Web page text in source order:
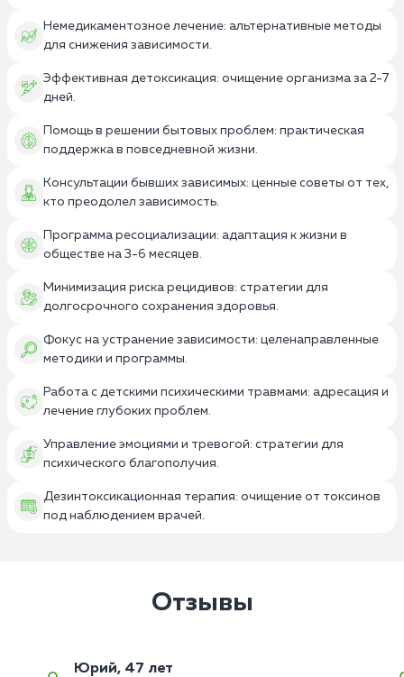
Немедикаментозное лечение: альтернативные методы
для снижения зависимости.
Эффективная детоксикация: очищение организма за 2-7
дней.
Помощь в решении бытовых проблем: практическая
поддержка в повседневной жизни.
Консультации бывших зависимых: ценные советы от тех,
кто преодолел зависимость.
Программа ресоциализации: адаптация к жизни в
обществе на 3-6 месяцев.
Минимизация риска рецидивов: стратегии для
долгосрочного сохранения здоровья.
Фокус на устранение зависимости: целенаправленные
методики и программы.
Работа с детскими психическими травмами: адресация и
лечение глубоких проблем.
Управление эмоциями и тревогой: стратегии для
психического благополучия.
Дезинтоксикационная терапия: очищение от токсинов
под наблюдением врачей.
Отзывы
Юрий, 47 лет